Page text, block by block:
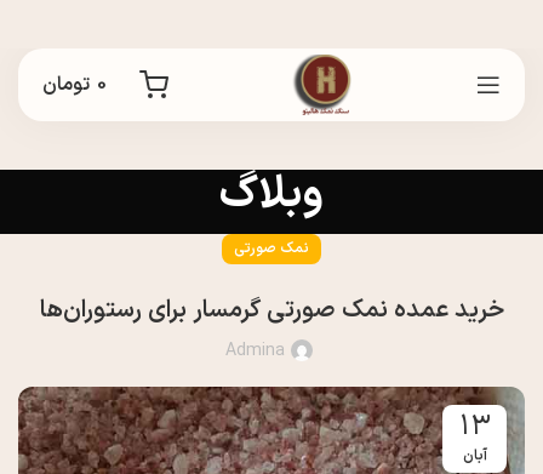
تومان
وبلاگ
نمک صورتی
خرید عمده نمک صورتی گرمسار برای رستوران‌ها
Admina
۱۳
آبان